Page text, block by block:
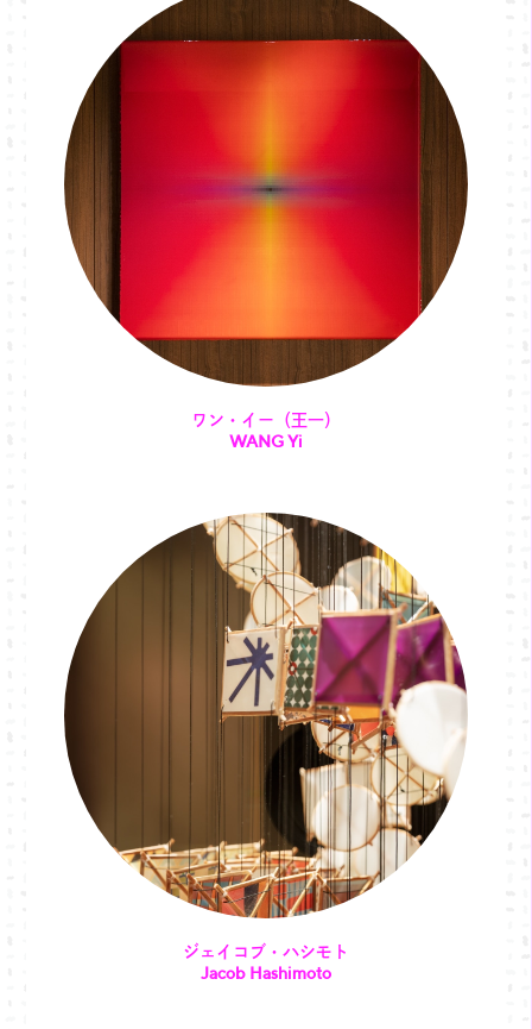
ワン・イー（王一）
WANG Yi
ジェイコブ・ハシモト
Jacob Hashimoto